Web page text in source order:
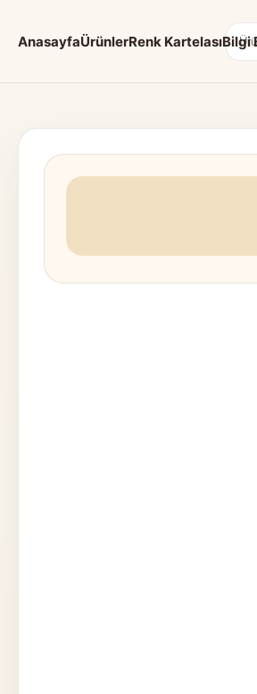
AnasayfaÜrünlerRenk KartelasıBilgi